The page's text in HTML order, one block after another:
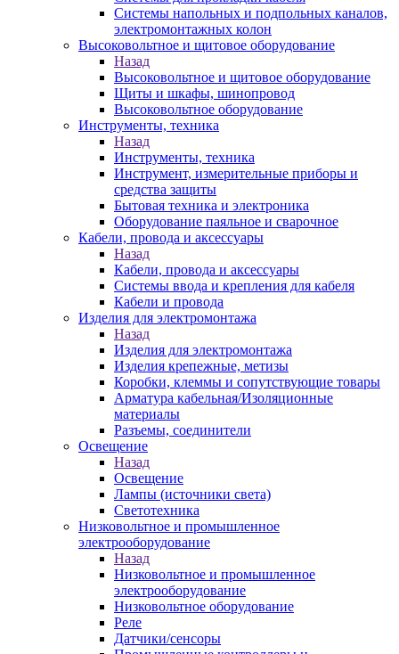
Системы напольных и подпольных каналов,
электромонтажных колон
Высоковольтное и щитовое оборудование
Назад
Высоковольтное и щитовое оборудование
Щиты и шкафы, шинопровод
Высоковольтное оборудование
Инструменты, техника
Назад
Инструменты, техника
Инструмент, измерительные приборы и
средства защиты
Бытовая техника и электроника
Оборудование паяльное и сварочное
Кабели, провода и аксессуары
Назад
Кабели, провода и аксессуары
Системы ввода и крепления для кабеля
Кабели и провода
Изделия для электромонтажа
Назад
Изделия для электромонтажа
Изделия крепежные, метизы
Коробки, клеммы и сопутствующие товары
Арматура кабельная/Изоляционные
материалы
Разъемы, соединители
Освещение
Назад
Освещение
Лампы (источники света)
Светотехника
Низковольтное и промышленное
электрооборудование
Назад
Низковольтное и промышленное
электрооборудование
Низковольтное оборудование
Реле
Датчики/сенсоры